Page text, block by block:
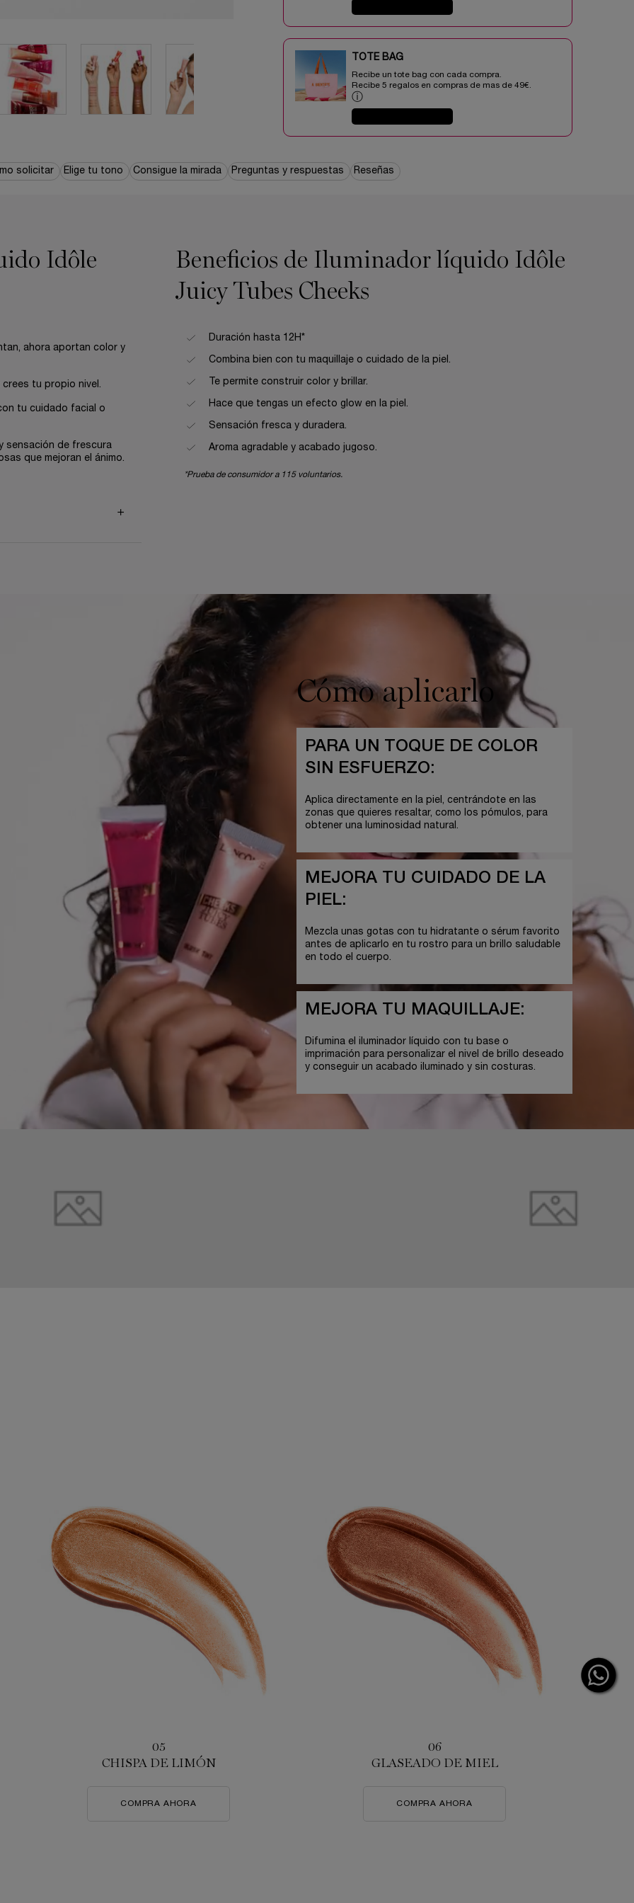
TOTE BAG​​
Recibe un tote bag con cada compra.
Recibe 5 regalos en compras de mas de 49€.​
ⓘ
solicitar Elige tu tono Consigue la mirada Preguntas y respuestas Reseñas
Idôle
ahora aportan color y
crees tu propio nivel.
tu cuidado facial o
y sensación de frescura
que mejoran el ánimo.
Beneficios de Iluminador líquido Idôle
Juicy Tubes Cheeks
Duración hasta 12H*
Combina bien con tu maquillaje o cuidado de la piel.
Te permite construir color y brillar.
Hace que tengas un efecto glow en la piel.
Sensación fresca y duradera.
Aroma agradable y acabado jugoso.
*Prueba de consumidor a 115 voluntarios.
Cómo aplicarlo
PARA UN TOQUE DE COLOR
SIN ESFUERZO:
Aplica directamente en la piel, centrándote en las
zonas que quieres resaltar, como los pómulos, para
obtener una luminosidad natural.
MEJORA TU CUIDADO DE LA
PIEL:
Mezcla unas gotas con tu hidratante o sérum favorito
antes de aplicarlo en tu rostro para un brillo saludable
en todo el cuerpo.
MEJORA TU MAQUILLAJE:
Difumina el iluminador líquido con tu base o
imprimación para personalizar el nivel de brillo deseado
y conseguir un acabado iluminado y sin costuras.
05
CHISPA DE LIMÓN
COMPRA AHORA
06
GLASEADO DE MIEL
COMPRA AHORA